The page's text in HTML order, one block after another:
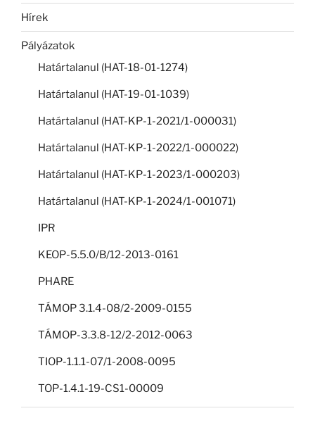
Hírek
Pályázatok
Határtalanul (HAT-18-01-1274)
Határtalanul (HAT-19-01-1039)
Határtalanul (HAT-KP-1-2021/1-000031)
Határtalanul (HAT-KP-1-2022/1-000022)
Határtalanul (HAT-KP-1-2023/1-000203)
Határtalanul (HAT-KP-1-2024/1-001071)
IPR
KEOP-5.5.0/B/12-2013-0161
PHARE
TÁMOP 3.1.4-08/2-2009-0155
TÁMOP-3.3.8-12/2-2012-0063
TIOP-1.1.1-07/1-2008-0095
TOP-1.4.1-19-CS1-00009